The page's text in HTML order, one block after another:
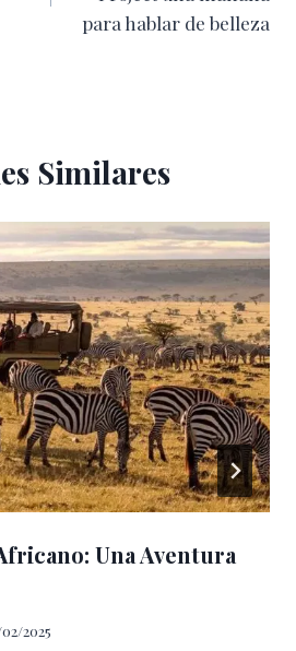
para hablar de belleza
Similares
Una Aventura
2025